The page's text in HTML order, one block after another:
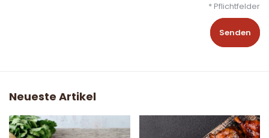
* Pflichtfelder
Senden
Neueste Artikel